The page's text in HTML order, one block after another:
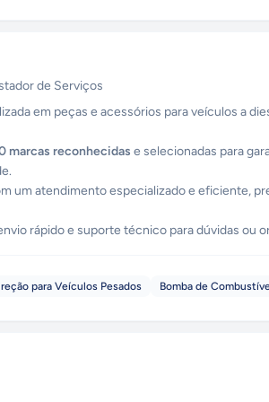
de Serviços
em peças e acessórios para veículos a
marcas reconhecidas e selecionadas para
um atendimento especializado e eficiente,
rápido e suporte técnico para dúvidas ou
para Veículos Pesados Bomba de